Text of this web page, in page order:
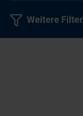
Weitere Filter